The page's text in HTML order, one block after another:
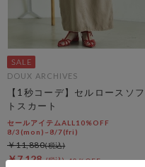
DOUX ARCHIVES
【1秒コーデ】セルロースソフ
トスカート
セールアイテムALL10%OFF
8/3(mon)~8/7(fri)
￥7,128 40％OFF
￥11,880